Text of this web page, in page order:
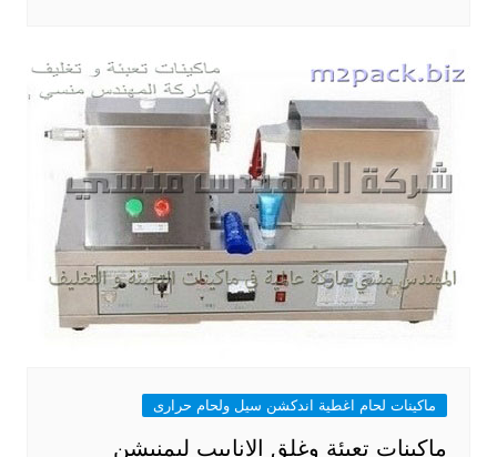
ماكينات لحام اغطية اندكشن سيل ولحام حرارى
ماكينات تعبئة وغلق الانابيب ليمنيشن